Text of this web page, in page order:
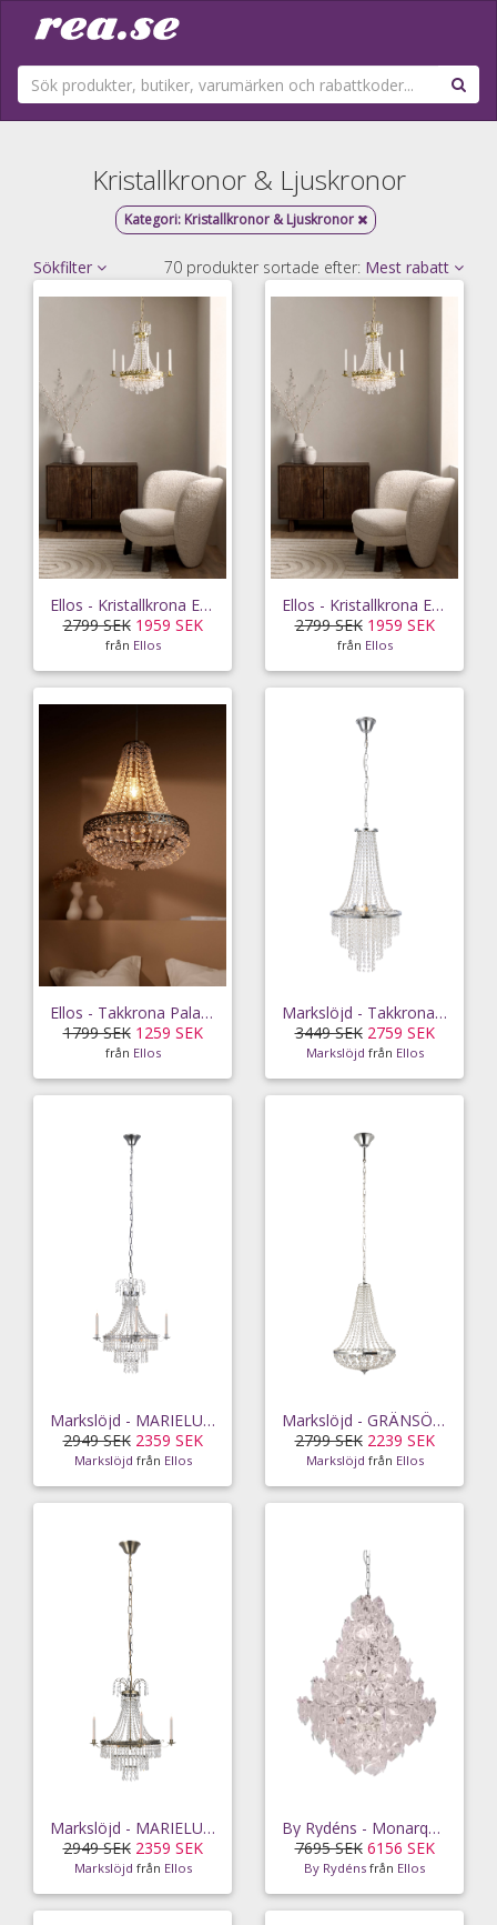
Kristallkronor & Ljuskronor
Kategori: Kristallkronor & Ljuskronor
Sökfilter 70 produkter sortade efter: Mest rabatt
Ellos - Kristallkrona Empire - Mässing
2799 SEK 1959 SEK
från Ellos
Ellos - Kristallkrona Empire - Mässing
2799 SEK 1959 SEK
från Ellos
Ellos - Takkrona Palace - Mässing
1799 SEK 1259 SEK
från Ellos
Markslöjd - Takkrona ALLINGTON 3L - Krom
3449 SEK 2759 SEK
Markslöjd från Ellos
Markslöjd - MARIELUND Krona 3L Krom/MC - Krom
2949 SEK 2359 SEK
Markslöjd från Ellos
Markslöjd - GRÄNSÖ Krona 2L Krom/MC - Krom
2799 SEK 2239 SEK
Markslöjd från Ellos
Markslöjd - MARIELUND Krona 3L Antik/MC - Grå
2949 SEK 2359 SEK
Markslöjd från Ellos
By Rydéns - Monarque taklampa - Silver
7695 SEK 6156 SEK
By Rydéns från Ellos